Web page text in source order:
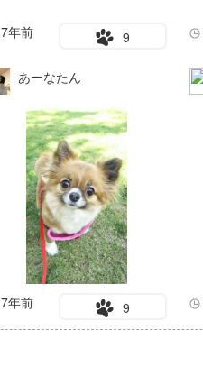
7年前 9
あーなたん
7年前 9